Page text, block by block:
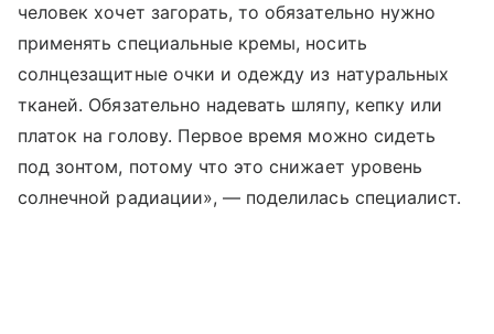
человек хочет загорать, то обязательно нужно
применять специальные кремы, носить
солнцезащитные очки и одежду из натуральных
тканей. Обязательно надевать шляпу, кепку или
платок на голову. Первое время можно сидеть
под зонтом, потому что это снижает уровень
солнечной радиации», — поделилась специалист.